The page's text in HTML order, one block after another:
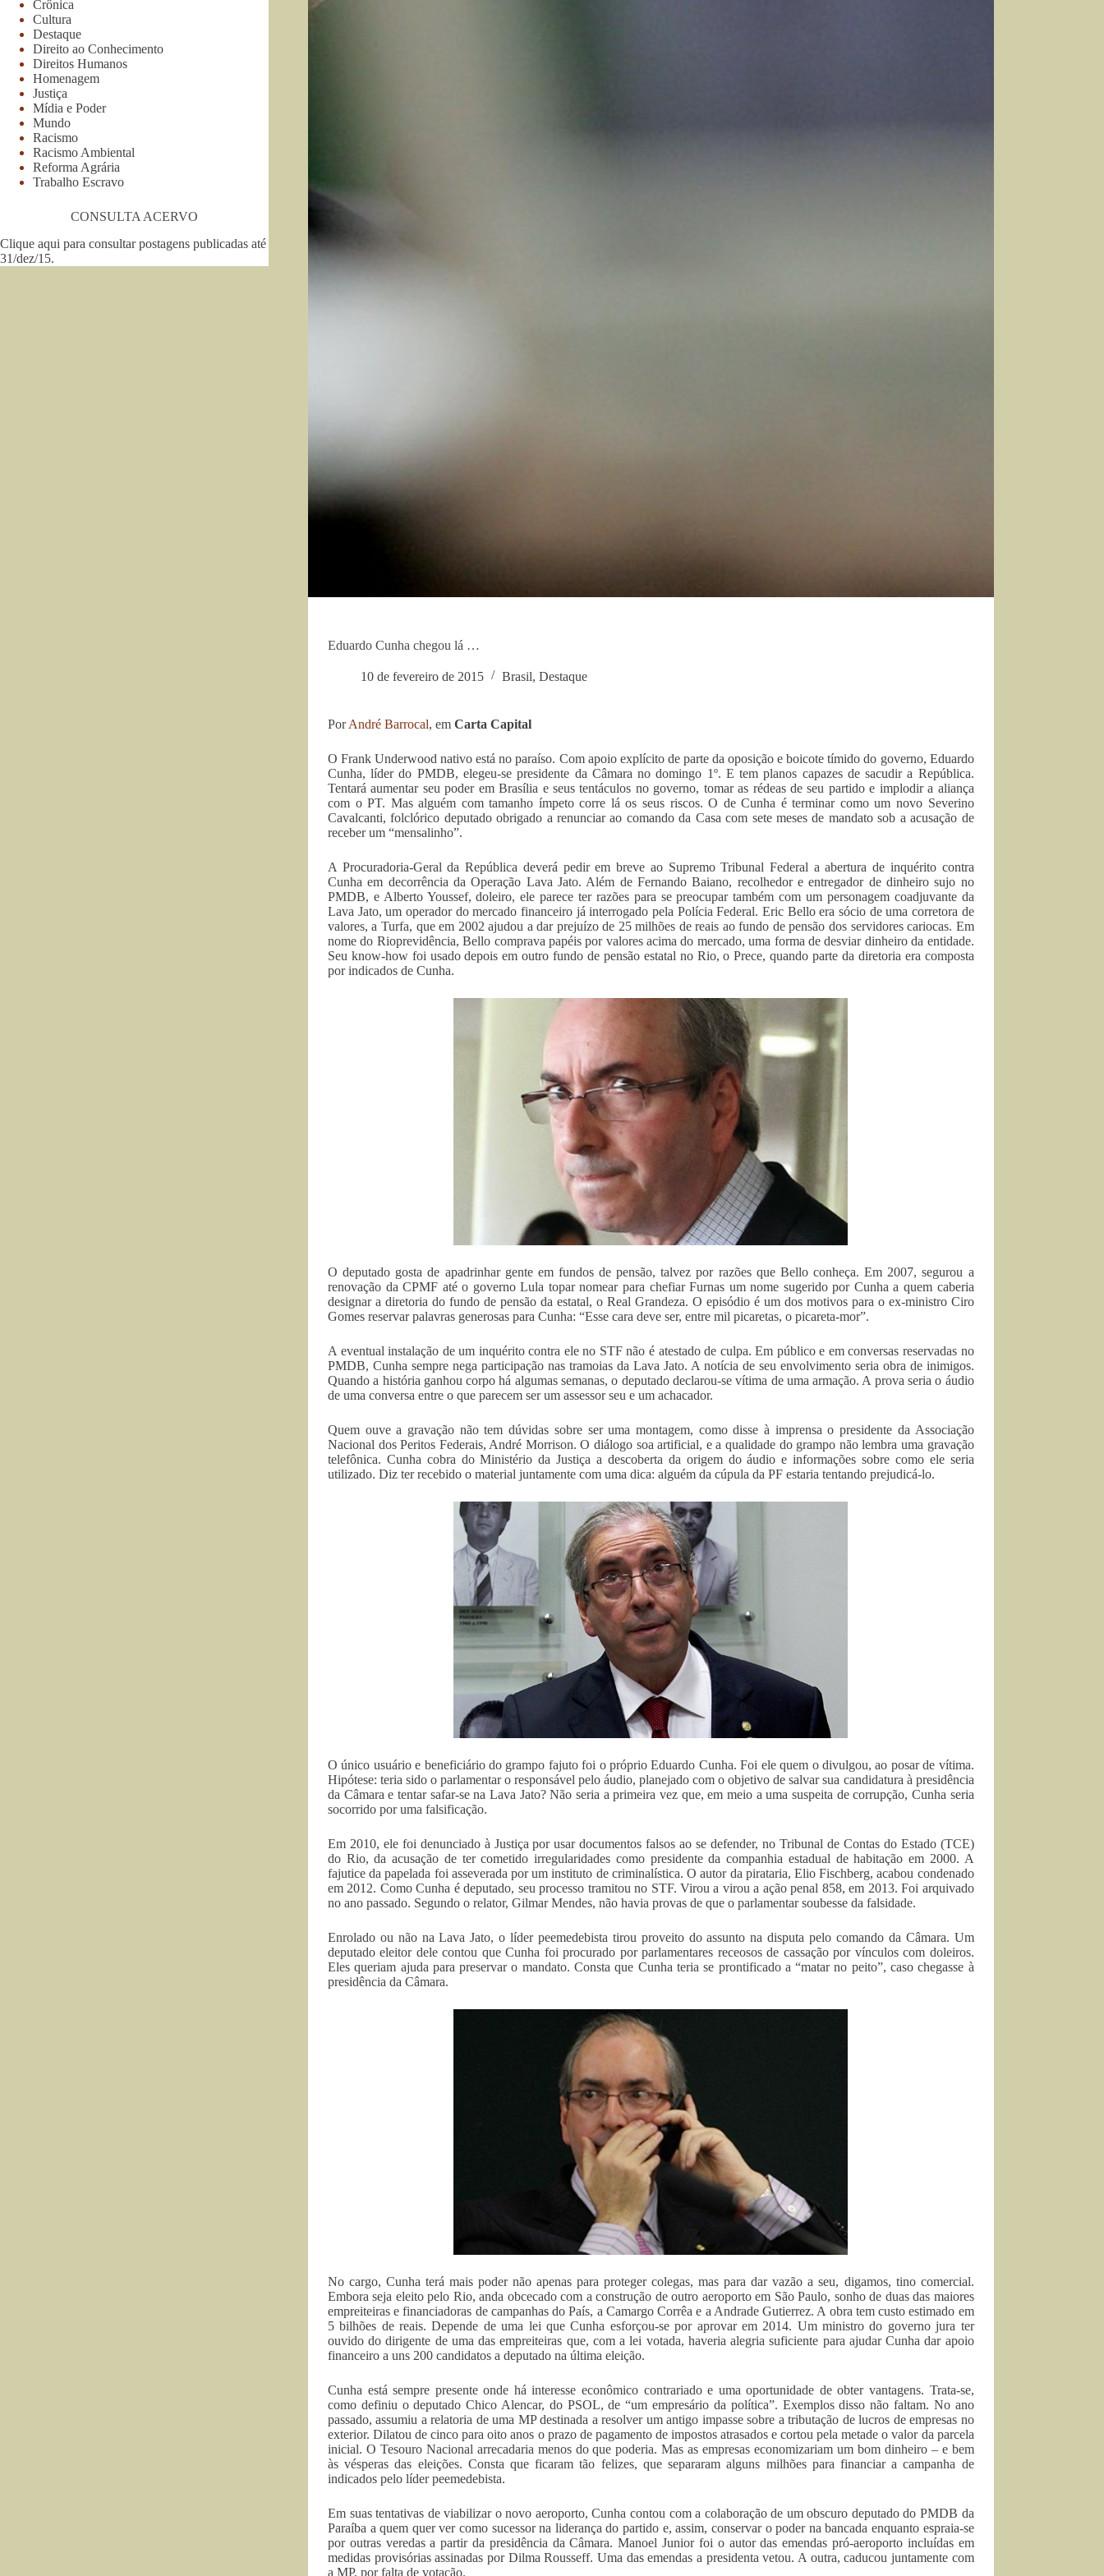
Eduardo Cunha chegou lá …
10 de fevereiro de 2015 Brasil, Destaque
PorAndré Barrocal, em Carta Capital
O Frank Underwood nativo está no paraíso. Com apoio explícito de parte da oposição e boicote tímido do governo, Eduardo
Cunha, líder do PMDB, elegeu-se presidente da Câmara no domingo 1º. E tem planos capazes de sacudir a República.
Tentará aumentar seu poder em Brasília e seus tentáculos no governo, tomar as rédeas de seu partido e implodir a aliança
com o PT. Mas alguém com tamanho ímpeto corre lá os seus riscos. O de Cunha é terminar como um novo Severino
Cavalcanti, folclórico deputado obrigado a renunciar ao comando da Casa com sete meses de mandato sob a acusação de
receber um “mensalinho”.
A Procuradoria-Geral da República deverá pedir em breve ao Supremo Tribunal Federal a abertura de inquérito contra
Cunha em decorrência da Operação Lava Jato. Além de Fernando Baiano, recolhedor e entregador de dinheiro sujo no
PMDB, e Alberto Youssef, doleiro, ele parece ter razões para se preocupar também com um personagem coadjuvante da
Lava Jato, um operador do mercado financeiro já interrogado pela Polícia Federal. Eric Bello era sócio de uma corretora de
valores, a Turfa, que em 2002 ajudou a dar prejuízo de 25 milhões de reais ao fundo de pensão dos servidores cariocas. Em
nome do Rioprevidência, Bello comprava papéis por valores acima do mercado, uma forma de desviar dinheiro da entidade.
Seu know-how foi usado depois em outro fundo de pensão estatal no Rio, o Prece, quando parte da diretoria era composta
por indicados de Cunha.
O deputado gosta de apadrinhar gente em fundos de pensão, talvez por razões que Bello conheça. Em 2007, segurou a
renovação da CPMF até o governo Lula topar nomear para chefiar Furnas um nome sugerido por Cunha a quem caberia
designar a diretoria do fundo de pensão da estatal, o Real Grandeza. O episódio é um dos motivos para o ex-ministro Ciro
Gomes reservar palavras generosas para Cunha: “Esse cara deve ser, entre mil picaretas, o picareta-mor”.
A eventual instalação de um inquérito contra ele no STF não é atestado de culpa. Em público e em conversas reservadas no
PMDB, Cunha sempre nega participação nas tramoias da Lava Jato. A notícia de seu envolvimento seria obra de inimigos.
Quando a história ganhou corpo há algumas semanas, o deputado declarou-se vítima de uma armação. A prova seria o áudio
de uma conversa entre o que parecem ser um assessor seu e um achacador.
Quem ouve a gravação não tem dúvidas sobre ser uma montagem, como disse à imprensa o presidente da Associação
Nacional dos Peritos Federais, André Morrison. O diálogo soa artificial, e a qualidade do grampo não lembra uma gravação
telefônica. Cunha cobra do Ministério da Justiça a descoberta da origem do áudio e informações sobre como ele seria
utilizado. Diz ter recebido o material juntamente com uma dica: alguém da cúpula da PF estaria tentando prejudicá-lo.
O único usuário e beneficiário do grampo fajuto foi o próprio Eduardo Cunha. Foi ele quem o divulgou, ao posar de vítima.
Hipótese: teria sido o parlamentar o responsável pelo áudio, planejado com o objetivo de salvar sua candidatura à presidência
da Câmara e tentar safar-se na Lava Jato? Não seria a primeira vez que, em meio a uma suspeita de corrupção, Cunha seria
socorrido por uma falsificação.
Em 2010, ele foi denunciado à Justiça por usar documentos falsos ao se defender, no Tribunal de Contas do Estado (TCE)
do Rio, da acusação de ter cometido irregularidades como presidente da companhia estadual de habitação em 2000. A
fajutice da papelada foi asseverada por um instituto de criminalística. O autor da pirataria, Elio Fischberg, acabou condenado
em 2012. Como Cunha é deputado, seu processo tramitou no STF. Virou a virou a ação penal 858, em 2013. Foi arquivado
no ano passado. Segundo o relator, Gilmar Mendes, não havia provas de que o parlamentar soubesse da falsidade.
Enrolado ou não na Lava Jato, o líder peemedebista tirou proveito do assunto na disputa pelo comando da Câmara. Um
deputado eleitor dele contou que Cunha foi procurado por parlamentares receosos de cassação por vínculos com doleiros.
Eles queriam ajuda para preservar o mandato. Consta que Cunha teria se prontificado a “matar no peito”, caso chegasse à
presidência da Câmara.
No cargo, Cunha terá mais poder não apenas para proteger colegas, mas para dar vazão a seu, digamos, tino comercial.
Embora seja eleito pelo Rio, anda obcecado com a construção de outro aeroporto em São Paulo, sonho de duas das maiores
empreiteiras e financiadoras de campanhas do País, a Camargo Corrêa e a Andrade Gutierrez. A obra tem custo estimado em
5 bilhões de reais. Depende de uma lei que Cunha esforçou-se por aprovar em 2014. Um ministro do governo jura ter
ouvido do dirigente de uma das empreiteiras que, com a lei votada, haveria alegria suficiente para ajudar Cunha dar apoio
financeiro a uns 200 candidatos a deputado na última eleição.
Cunha está sempre presente onde há interesse econômico contrariado e uma oportunidade de obter vantagens. Trata-se,
como definiu o deputado Chico Alencar, do PSOL, de “um empresário da política”. Exemplos disso não faltam. No ano
passado, assumiu a relatoria de uma MP destinada a resolver um antigo impasse sobre a tributação de lucros de empresas no
exterior. Dilatou de cinco para oito anos o prazo de pagamento de impostos atrasados e cortou pela metade o valor da parcela
inicial. O Tesouro Nacional arrecadaria menos do que poderia. Mas as empresas economizariam um bom dinheiro – e bem
às vésperas das eleições. Consta que ficaram tão felizes, que separaram alguns milhões para financiar a campanha de
indicados pelo líder peemedebista.
Em suas tentativas de viabilizar o novo aeroporto, Cunha contou com a colaboração de um obscuro deputado do PMDB da
Paraíba a quem quer ver como sucessor na liderança do partido e, assim, conservar o poder na bancada enquanto espraia-se
por outras veredas a partir da presidência da Câmara. Manoel Junior foi o autor das emendas pró-aeroporto incluídas em
medidas provisórias assinadas por Dilma Rousseff. Uma das emendas a presidenta vetou. A outra, caducou juntamente com
a MP, por falta de votação.
Crônica
Cultura
Destaque
Direito ao Conhecimento
Direitos Humanos
Homenagem
Justiça
Mídia e Poder
Mundo
Racismo
Racismo Ambiental
Reforma Agrária
Trabalho Escravo
CONSULTA ACERVO
Clique aqui para consultar postagens publicadas até
31/dez/15.